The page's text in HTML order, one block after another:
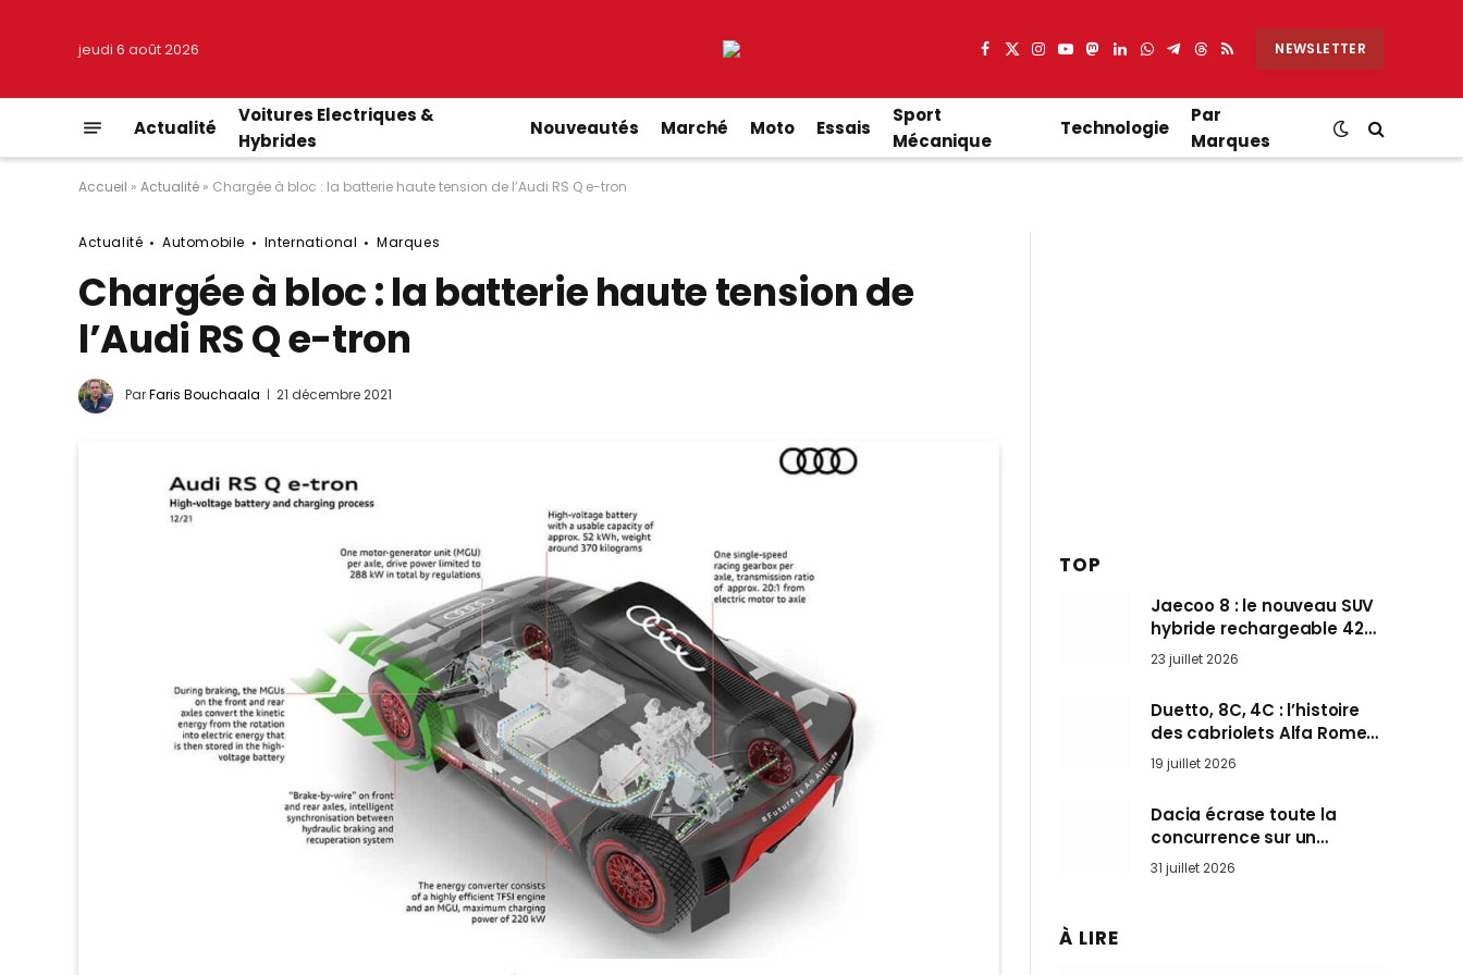
jeudi 6 août 2026 Facebook
X
Instagram
YouTube
Mastodon
LinkedIn
WhatsApp
Partager
Telegram
Threads
RSS NEWSLETTER
Actualité
Voitures Electriques &
Hybrides
Nouveautés Marché Moto Essais
Sport
Mécanique
Technologie
Par
Marques
Accueil » Actualité » Chargée à bloc : la batterie haute tension de l’Audi RS Q e-tron
Actualité Automobile International Marques
Chargée à bloc : la batterie haute tension de
l’Audi RS Q e-tron
ParFaris Bouchaala 21 décembre 2021
TOP
Jaecoo 8 : le nouveau SUV
hybride rechargeable 428
ch qui vise l’Audi Q7 arrive
en Europe cet automne
23 juillet 2026
Duetto, 8C, 4C : l’histoire
des cabriolets Alfa Romeo,
ces Spider qui ont défini
l’art de rouler cheveux au
vent
19 juillet 2026
Dacia écrase toute la
concurrence sur un
marché où personne ne
l’attendait
31 juillet 2026
À LIRE